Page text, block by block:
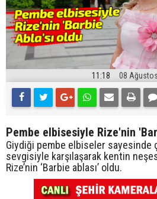
11:18 08
Pembe elbisesiyle Rize'nin
Giydiği pembe elbiseler sayesinde
sevgisiyle karşılaşarak kentin
Rize’nin ‘Barbie ablası’ oldu.